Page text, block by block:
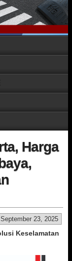
Harga
September 23, 2025
Keselamatan